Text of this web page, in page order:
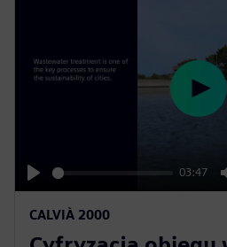
P
l
a
03:47
y
CALVIÀ 2000